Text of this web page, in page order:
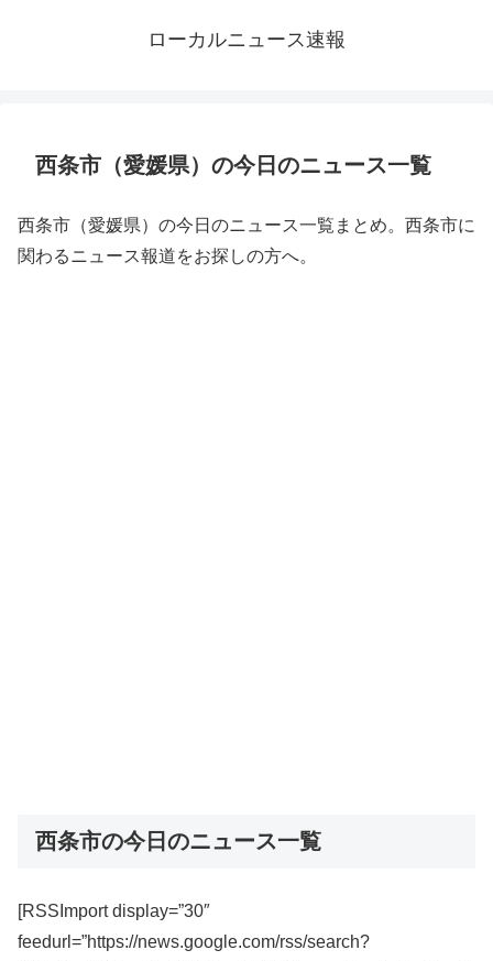
ローカルニュース速報
西条市（愛媛県）の今日のニュース一覧
西条市（愛媛県）の今日のニュース一覧まとめ。西条市に
関わるニュース報道をお探しの方へ。
西条市の今日のニュース一覧
[RSSImport display=”30″
feedurl=”https://news.google.com/rss/search?